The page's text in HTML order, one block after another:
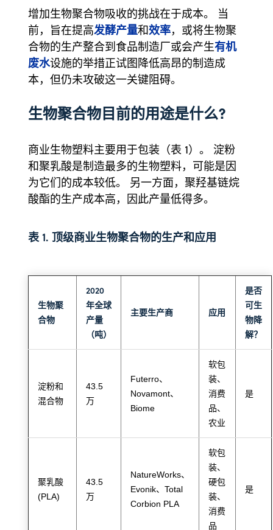
增加生物聚合物吸收的挑战在于成本。 当
前，旨在提高发酵产量和效率，或将生物聚
合物的生产整合到食品制造厂或会产生有机
废水设施的举措正试图降低高昂的制造成
本，但仍未攻破这一关键阻碍。
生物聚合物目前的用途是什么?
商业生物塑料主要用于包装（表 1）。 淀粉
和聚乳酸是制造最多的生物塑料，可能是因
为它们的成本较低。 另一方面，聚羟基链烷
酸酯的生产成本高，因此产量低得多。
表 1. 顶级商业生物聚合物的生产和应用
生物聚
合物
2020
年全球
产量
（吨）
主要生产商 应用
是否
可生
物降
解？
淀粉和
混合物
43.5
万
Futerro、
Novamont、
Biome
软包
装、
消费
品、
农业
是
聚乳酸
(PLA)
43.5
万
NatureWorks、
Evonik、Total
Corbion PLA
软包
装、
硬包
装、
消费
品
是